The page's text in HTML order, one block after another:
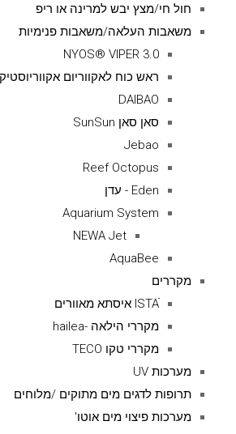
חול חי/מצץ יבש למרינה או ריפ
משאבות העלאה/משאבות פנימיות
NYOS® VIPER 3.0
ראש כוח לאקווריום
DAIBAO
סאן סאן SunSun
Jebao
Reef Octopus
Eden - עדן
Aquarium System
NEWA Jet
AquaBee
מקררים
ISTAׁׂ איסתא מאוורים
מקררי הילאה -hailea
מקררי טקו TECO
מערכות UV
תרופות לדגים מים מתוקים /מלוחים
מערכות פיצוי מים אוטו'